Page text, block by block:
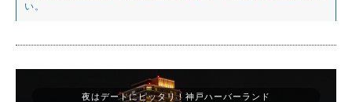
い。
夜はデートにピッタリ！神戸ハーバーランド